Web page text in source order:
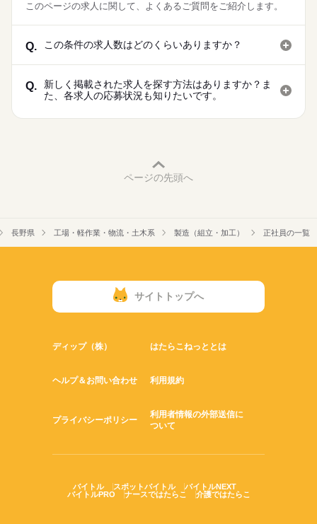
このページの求人に関して、よくあるご質問をご紹介します。
Q. この条件の求人数はどのくらいありますか？
Q.
新しく掲載された求人を探す方法はありますか？ま
た、各求人の応募状況も知りたいです。
ページの先頭へ
長野県 工場・軽作業・物流・土木系 製造（組立・加工） 正社員の一覧
サイトトップへ
ディップ（株） はたらこねっととは
ヘルプ＆お問い合わせ 利用規約
プライバシーポリシー
利用者情報の外部送信に
ついて
バイトル スポットバイトル
バイトルNEXT
バイトルPRO
ナースではたらこ 介護ではたらこ